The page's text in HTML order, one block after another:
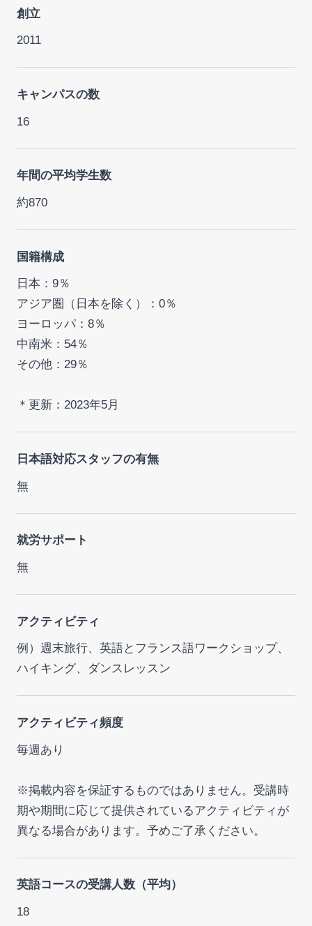
創立
2011
キャンパスの数
16
年間の平均学生数
約870
国籍構成
日本：9％
アジア圏（日本を除く）：0％
ヨーロッパ：8％
中南米：54％
その他：29％
＊更新：2023年5月
日本語対応スタッフの有無
無
就労サポート
無
アクティビティ
例）週末旅行、英語とフランス語ワークショップ、
ハイキング、ダンスレッスン
アクティビティ頻度
毎週あり
※掲載内容を保証するものではありません。受講時
期や期間に応じて提供されているアクティビティが
異なる場合があります。予めご了承ください。
英語コースの受講人数（平均）
18